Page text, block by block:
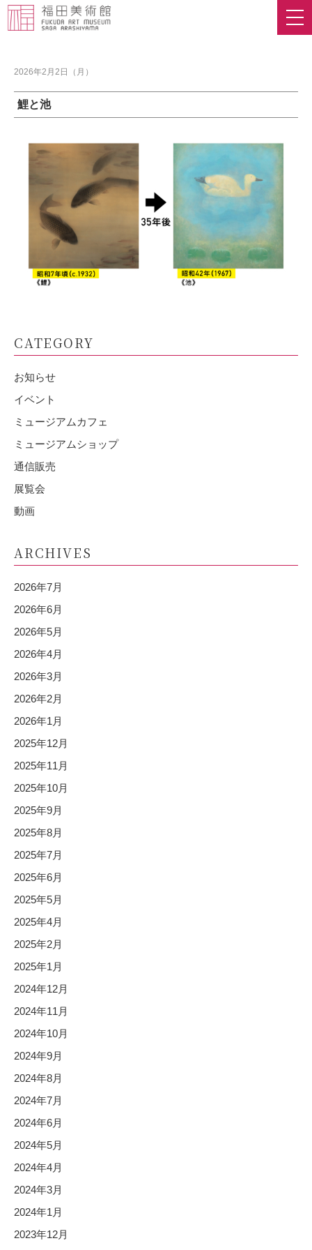
2026年2月2日（月）
鯉と池
CATEGORY
お知らせ
イベント
ミュージアムカフェ
ミュージアムショップ
通信販売
展覧会
動画
ARCHIVES
2026年7月
2026年6月
2026年5月
2026年4月
2026年3月
2026年2月
2026年1月
2025年12月
2025年11月
2025年10月
2025年9月
2025年8月
2025年7月
2025年6月
2025年5月
2025年4月
2025年2月
2025年1月
2024年12月
2024年11月
2024年10月
2024年9月
2024年8月
2024年7月
2024年6月
2024年5月
2024年4月
2024年3月
2024年1月
2023年12月